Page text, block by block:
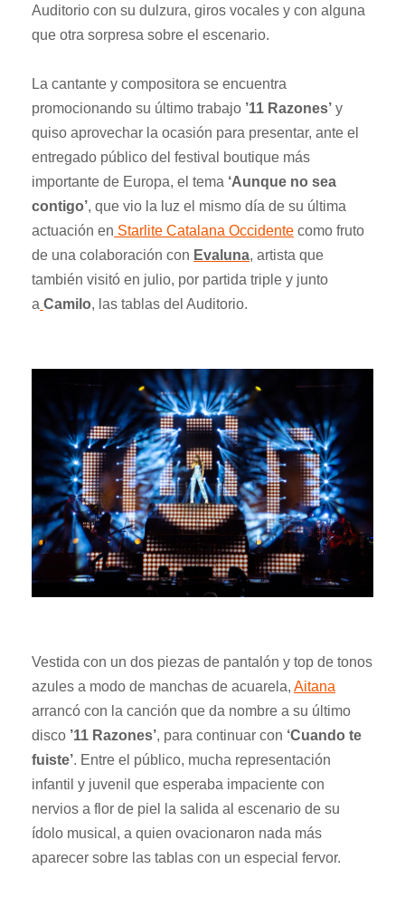
Auditorio con su dulzura, giros vocales y con alguna
que otra sorpresa sobre el escenario.
La cantante y compositora se encuentra
promocionando su último trabajo ’11 Razones’ y
quiso aprovechar la ocasión para presentar, ante el
entregado público del festival boutique más
importante de Europa, el tema ‘Aunque no sea
contigo’, que vio la luz el mismo día de su última
actuación en Starlite Catalana Occidente como fruto
de una colaboración con Evaluna, artista que
también visitó en julio, por partida triple y junto
a Camilo, las tablas del Auditorio.
Vestida con un dos piezas de pantalón y top de tonos
azules a modo de manchas de acuarela, Aitana
arrancó con la canción que da nombre a su último
disco ’11 Razones’, para continuar con ‘Cuando te
fuiste’. Entre el público, mucha representación
infantil y juvenil que esperaba impaciente con
nervios a flor de piel la salida al escenario de su
ídolo musical, a quien ovacionaron nada más
aparecer sobre las tablas con un especial fervor.